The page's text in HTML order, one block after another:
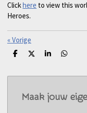
Clickhere to view this
Heroes.
« Vorige
D
e
D
l
S
r
D
e
Maak jouw